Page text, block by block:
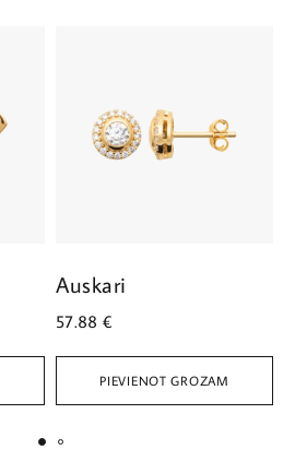
PIEVIENOT GROZAM
Auskari
57.88 €